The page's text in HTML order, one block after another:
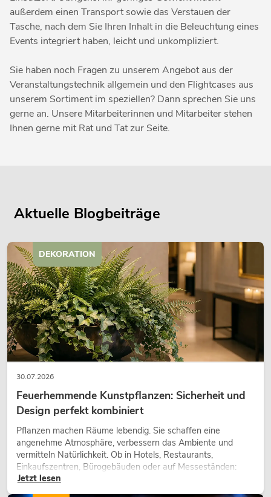
außerdem einen Transport sowie das Verstauen der
Tasche, nach dem Sie Ihren Inhalt in die Beleuchtung eines
Events integriert haben, leicht und unkompliziert.
Sie haben noch Fragen zu unserem Angebot aus der
Veranstaltungstechnik allgemein und den Flightcases aus
unserem Sortiment im speziellen? Dann sprechen Sie uns
gerne an. Unsere Mitarbeiterinnen und Mitarbeiter stehen
Ihnen gerne mit Rat und Tat zur Seite.
Aktuelle Blogbeiträge
30.07.2026
Feuerhemmende Kunstpflanzen: Sicherheit und
Design perfekt kombiniert
Pflanzen machen Räume lebendig. Sie schaffen eine
angenehme Atmosphäre, verbessern das Ambiente und
vermitteln Natürlichkeit. Ob in Hotels, Restaurants,
Einkaufszentren, Bürogebäuden oder auf Messeständen:
eine hochwertige Begrünung gehört heute längst zum
Jetzt lesen
DEKORATION